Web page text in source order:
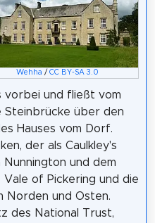
Wehha /CC BY-SA 3.0
vorbei und fließt vom
Steinbrücke über den
Hauses vom Dorf.
der als Caulkley's
Nunnington und dem
Vale of Pickering und die
Norden und Osten.
des National Trust,